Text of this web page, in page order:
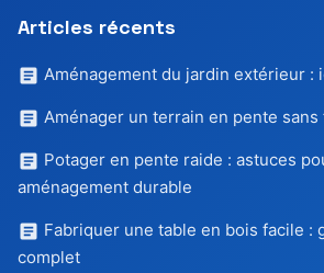
Articles récents
Aménagement du jardin extérieur :
Aménager un terrain en pente sans
Potager en pente raide : astuces
aménagement durable
Fabriquer une table en bois facile :
complet